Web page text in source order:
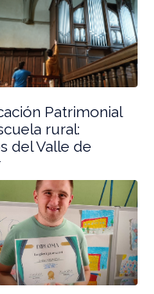
Patrimonial
rural:
del Valle de